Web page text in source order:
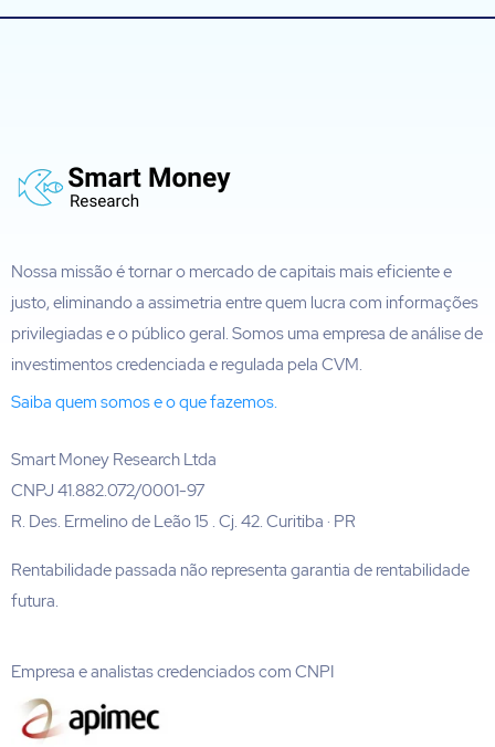
Nossa missão é tornar o mercado de capitais mais eficiente e
justo, eliminando a assimetria entre quem lucra com informações
privilegiadas e o público geral. Somos uma empresa de análise de
investimentos credenciada e regulada pela CVM.
Saiba quem somos e o que fazemos.
Smart Money Research Ltda
CNPJ 41.882.072/0001-97
R. Des. Ermelino de Leão 15 . Cj. 42. Curitiba · PR
Rentabilidade passada não representa garantia de rentabilidade
futura.
Empresa e analistas credenciados com CNPI